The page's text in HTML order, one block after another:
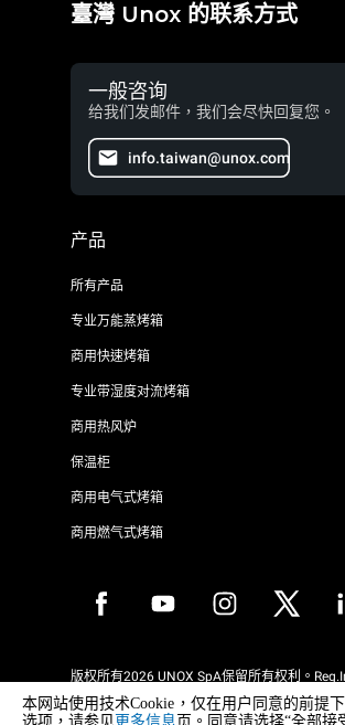
臺灣 Unox 的联系方式
一般咨询
给我们发邮件，我们会尽快回复您。
info.taiwan@unox.com
产品
所有产品
专业万能蒸烤箱
商用快速烤箱
专业带湿度对流烤箱
商用热风炉
保温柜
商用电气式烤箱
商用燃气式烤箱
版权所有2026 UNOX SpA保留所有权利。
WEEE Reg. No. IT08020000000377
本网站使用技术Cookie，仅在用户同意的前提
选项，请参见 更多信息 页。同意请选择“全部接